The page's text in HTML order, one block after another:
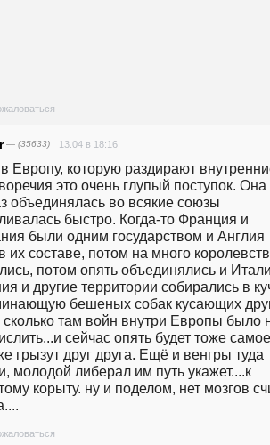
— (35633) 13.04 в 18:16
Европу, которую раздирают
это очень глупый поступок.
объединялась во всякие союзы
быстро. Когда-то Франция и
были одним государством и Англия
их составе, потом на много королевств
потом опять объединялись и
и другие территории собирались в
бешеных собак кусающих
сколько там войн внутри Европы было
сейчас опять будет тоже
грызут друг друга. Ещё и венгры туда
молодой либерал им путь укажет....к
корыту. ну и поделом, нет мозгов